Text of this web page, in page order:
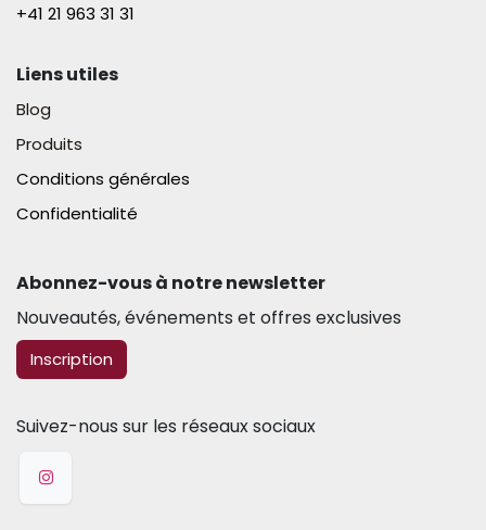
+41 21 963 31 31​
Liens utiles
Blog
Produits
Conditions générales
Confidentialité
Abonnez-vous à notre newsletter​
Nouveautés, événements et offres exclusives
​​​​Inscription
Suivez-nous sur les réseaux sociaux